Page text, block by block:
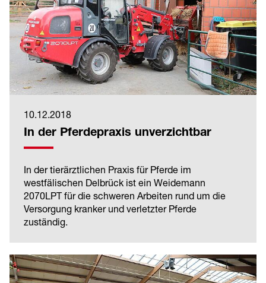
10.12.2018
In der Pferdepraxis unverzichtbar
In der tierärztlichen Praxis für Pferde im
westfälischen Delbrück ist ein Weidemann
2070LPT für die schweren Arbeiten rund um die
Versorgung kranker und verletzter Pferde
zuständig.